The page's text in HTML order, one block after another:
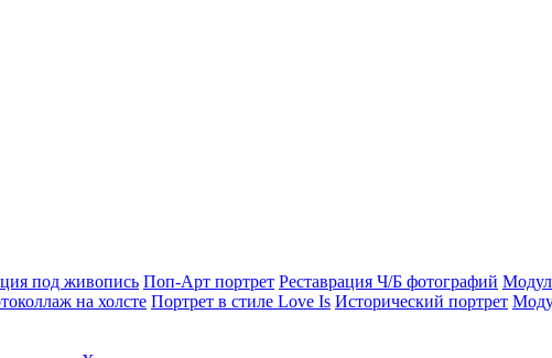
под живопись Поп-Арт портрет Реставрация Ч/Б фотографий
на холсте Портрет в стиле Love Is Исторический портрет